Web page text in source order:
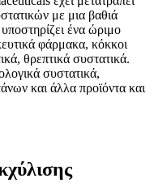
με μια βαθιά
ένα ώριμο
φάρμακα, κόκκοι
θρεπτικά συστατικά.
συστατικά,
και άλλα προϊόντα και